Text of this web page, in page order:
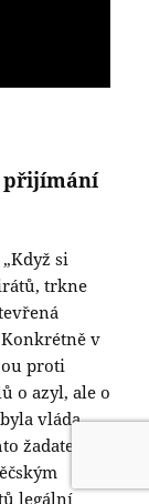
přijímání
si
trkne
v
proti
o azyl, ale o
vláda
žadatelů.
legální